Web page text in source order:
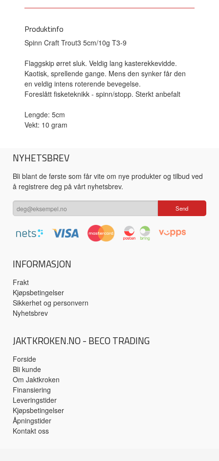
Produktinfo
Spinn Craft Trout3 5cm/10g T3-9
Flaggskip ørret sluk. Veldig lang kasterekkevidde.
Kaotisk, sprellende gange. Mens den synker får den
en veldig intens roterende bevegelse.
Foreslått fisketeknikk - spinn/stopp. Sterkt anbefalt
Lengde: 5cm
Vekt: 10 gram
NYHETSBREV
Bli blant de første som får vite om nye produkter og tilbud ved
å registrere deg på vårt nyhetsbrev.
INFORMASJON
Frakt
Kjøpsbetingelser
Sikkerhet og personvern
Nyhetsbrev
JAKTKROKEN.NO - BECO TRADING
Forside
Bli kunde
Om Jaktkroken
Finansiering
Leveringstider
Kjøpsbetingelser
Åpningstider
Kontakt oss